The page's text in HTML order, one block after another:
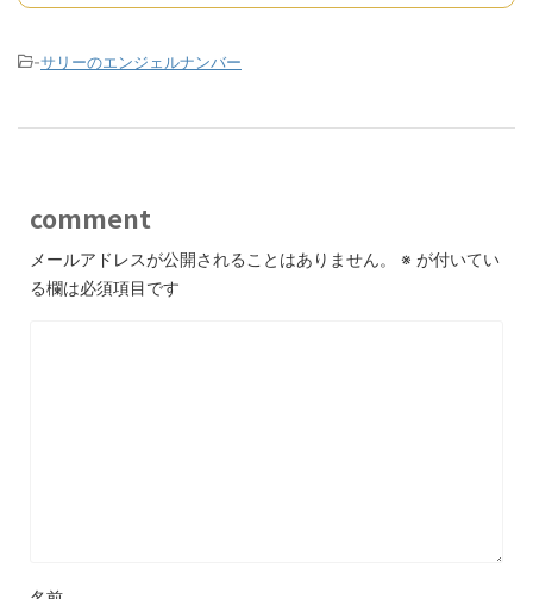
-サリーのエンジェルナンバー
comment
メールアドレスが公開されることはありません。 ※ が付いてい
る欄は必須項目です